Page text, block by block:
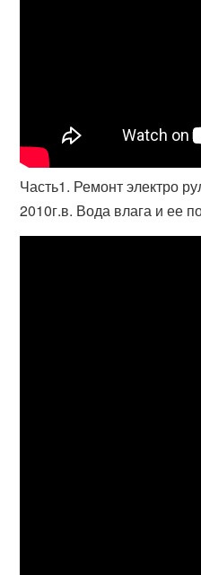
Часть1. Ремонт электро
2010г.в. Вода влага и ее